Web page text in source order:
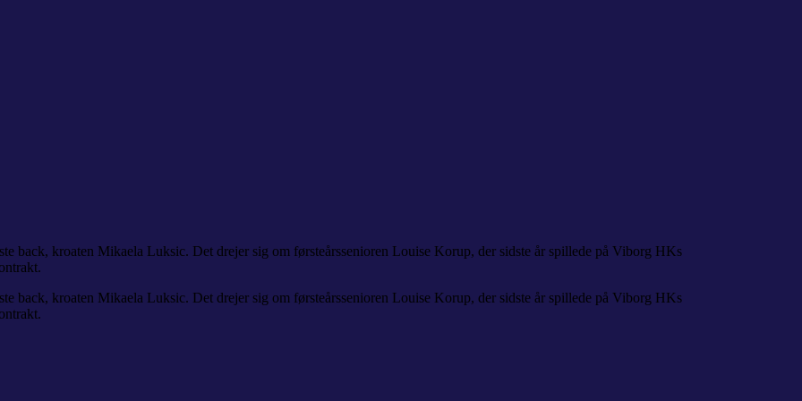
back, kroaten Mikaela Luksic. Det drejer sig om førsteårssenioren Louise Korup, der sidste år spillede på Viborg HKs
back, kroaten Mikaela Luksic. Det drejer sig om førsteårssenioren Louise Korup, der sidste år spillede på Viborg HKs